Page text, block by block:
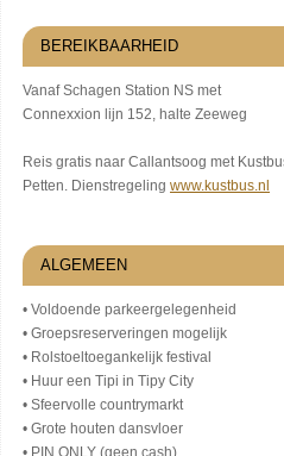
BEREIKBAARHEID
Vanaf Schagen Station NS met
Connexxion lijn 152, halte Zeeweg
Reis gratis naar Callantsoog met
Petten. Dienstregeling www.kustbus.nl
ALGEMEEN
• Voldoende parkeergelegenheid
• Groepsreserveringen mogelijk
• Rolstoeltoegankelijk festival
• Huur een Tipi in Tipy City
• Sfeervolle countrymarkt
• Grote houten dansvloer
• PIN ONLY (geen cash)